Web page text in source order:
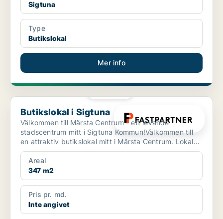
Sigtuna
Type
Butikslokal
Mer info
Butikslokal i Sigtuna
Butikslokal i Sigtuna
Välkommen till Märsta Centrum - ett levande
stadscentrum mitt i Sigtuna Kommun!Välkommen till
en attraktiv butikslokal mitt i Märsta Centrum. Lokalen
om 347 ...
Areal
347 m2
Pris pr. md.
Inte angivet